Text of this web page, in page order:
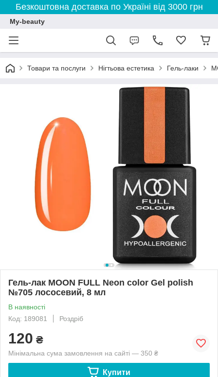
Безкоштовна доставка по Україні від 3000 грн
My-beauty
Товари та послуги Нігтьова естетика Гель-лаки
Гель-лак MOON FULL Neon color Gel polish
№705 лососевий, 8 мл
В наявності
Код: 189081
Роздріб
120 ₴
Мінімальна сума замовлення на сайті — 350 ₴
Купити